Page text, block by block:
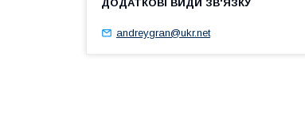
andreygran@ukr.net